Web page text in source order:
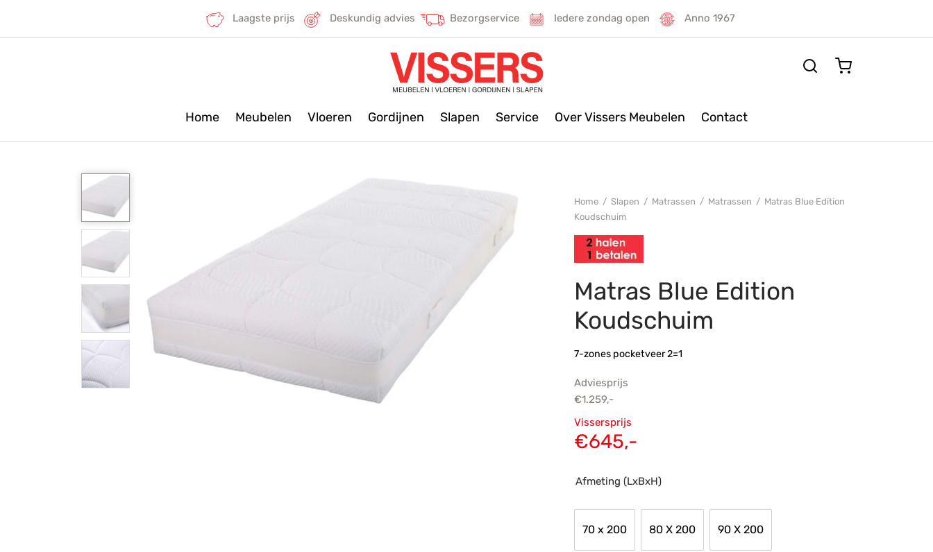
Laagste prijs Deskundig advies Bezorgservice Iedere zondag open Anno 1967
Home Meubelen Vloeren Gordijnen Slapen Service Over Vissers Meubelen Contact
Home / Slapen / Matrassen / Matrassen / Matras Blue Edition
Koudschuim
Matras Blue Edition
Koudschuim
7-zones pocketveer 2=1
Adviesprijs
€1.259,-
Oorspronkelijke
prijs was:
Vissersprijs
€645,-
€645,-.
Afmeting (LxBxH)
70 x 200 80 X 200 90 X 200